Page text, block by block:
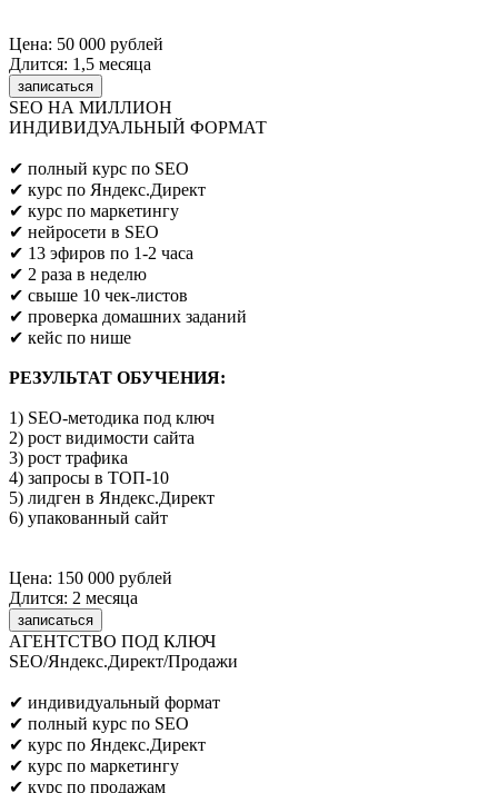
Цена: 50 000 рублей
Длится: 1,5 месяца
записаться
SEO НА МИЛЛИОН
ИНДИВИДУАЛЬНЫЙ ФОРМАТ
✔ полный курс по SEO
✔ курс по Яндекс.Директ
✔ курс по маркетингу
✔ нейросети в SEO
✔ 13 эфиров по 1-2 часа
✔ 2 раза в неделю
✔ свыше 10 чек-листов
✔ проверка домашних заданий
✔ кейс по нише
РЕЗУЛЬТАТ ОБУЧЕНИЯ:
1) SEO-методика под ключ
2) рост видимости сайта
3) рост трафика
4) запросы в ТОП-10
5) лидген в Яндекс.Директ
6) упакованный сайт
Цена: 150 000 рублей
Длится: 2 месяца
записаться
АГЕНТСТВО ПОД КЛЮЧ
SEO/Яндекс.Директ/Продажи
✔ индивидуальный формат
✔ полный курс по SEO
✔ курс по Яндекс.Директ
✔ курс по маркетингу
✔ курс по продажам